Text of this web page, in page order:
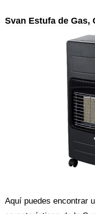
Svan Estufa de
Aquí puedes encontrar